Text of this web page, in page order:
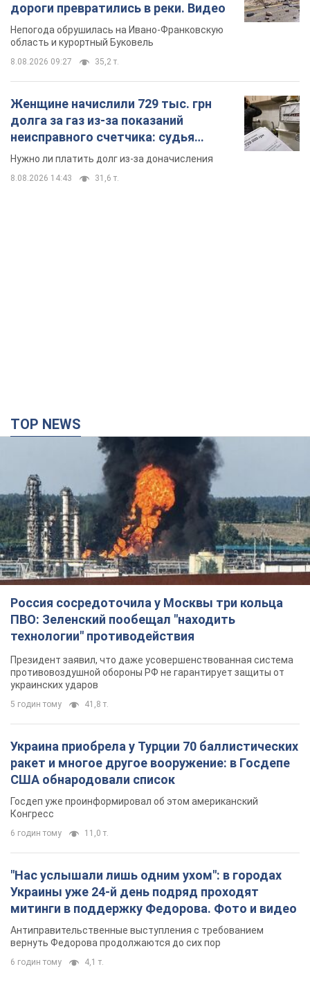
дороги превратились в реки. Видео
Непогода обрушилась на Ивано-Франковскую
область и курортный Буковель
8.08.2026 09:27 35,2 т.
Женщине начислили 729 тыс. грн
долга за газ из-за показаний
неисправного счетчика: судья
вынес неожиданное решение
Нужно ли платить долг из-за доначисления
8.08.2026 14:43 31,6 т.
TOP NEWS
Россия сосредоточила у Москвы три кольца
ПВО: Зеленский пообещал "находить
технологии" противодействия
Президент заявил, что даже усовершенствованная система
противовоздушной обороны РФ не гарантирует защиты от
украинских ударов
5 годин тому 41,8 т.
Украина приобрела у Турции 70 баллистических
ракет и многое другое вооружение: в Госдепе
США обнародовали список
Госдеп уже проинформировал об этом американский
Конгресс
6 годин тому 11,0 т.
"Нас услышали лишь одним ухом": в городах
Украины уже 24-й день подряд проходят
митинги в поддержку Федорова. Фото и видео
Антиправительственные выступления с требованием
вернуть Федорова продолжаются до сих пор
6 годин тому 4,1 т.